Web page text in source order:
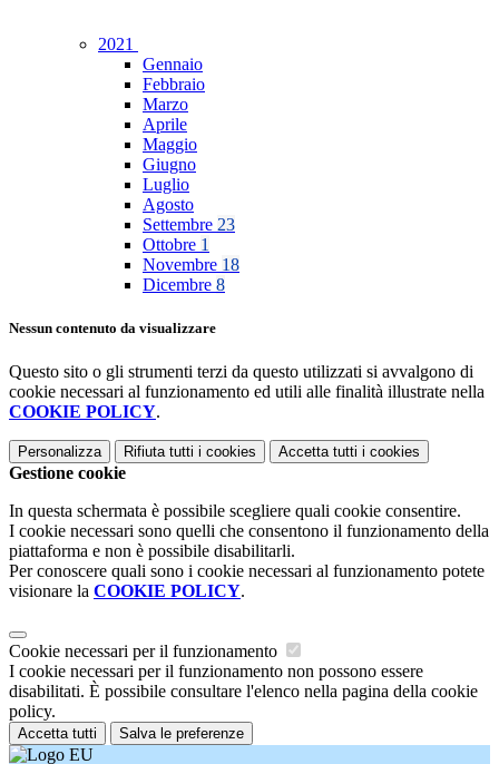
2021
Gennaio
Febbraio
Marzo
Aprile
Maggio
Giugno
Luglio
Agosto
Settembre 23
Ottobre 1
Novembre 18
Dicembre 8
Nessun contenuto da visualizzare
Questo sito o gli strumenti terzi da questo utilizzati si avvalgono di
cookie necessari al funzionamento ed utili alle finalità illustrate nella
COOKIE POLICY.
Personalizza Rifiuta tutti i cookies Accetta tutti i cookies
Gestione cookie
In questa schermata è possibile scegliere quali cookie consentire.
I cookie necessari sono quelli che consentono il funzionamento della
piattaforma e non è possibile disabilitarli.
Per conoscere quali sono i cookie necessari al funzionamento potete
visionare la COOKIE POLICY.
Cookie necessari per il funzionamento
I cookie necessari per il funzionamento non possono essere
disabilitati. È possibile consultare l'elenco nella pagina della cookie
policy.
Accetta tutti Salva le preferenze